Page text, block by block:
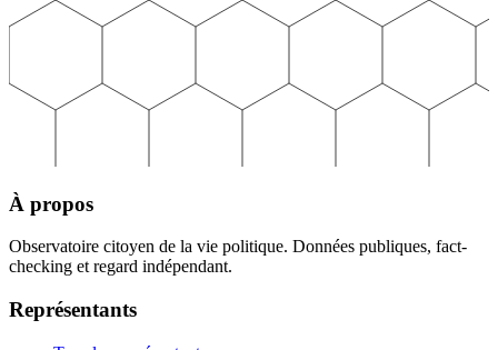
À propos
Observatoire citoyen de la vie politique. Données publiques, fact-
checking et regard indépendant.
Représentants